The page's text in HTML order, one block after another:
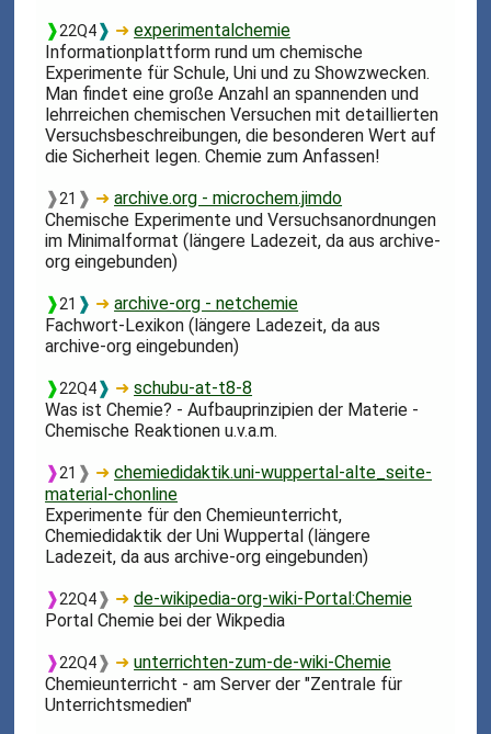
❱22Q4❱ ➜experimentalchemie
Informationplattform rund um chemische
Experimente für Schule, Uni und zu Showzwecken.
Man findet eine große Anzahl an spannenden und
lehrreichen chemischen Versuchen mit detaillierten
Versuchsbeschreibungen, die besonderen Wert auf
die Sicherheit legen. Chemie zum Anfassen!
❱21 ❱ ➜archive.org - microchem.jimdo
Chemische Experimente und Versuchsanordnungen
im Minimalformat (längere Ladezeit, da aus archive-
org eingebunden)
❱21 ❱ ➜archive-org - netchemie
Fachwort-Lexikon (längere Ladezeit, da aus
archive-org eingebunden)
❱22Q4❱ ➜schubu-at-t8-8
Was ist Chemie? - Aufbauprinzipien der Materie -
Chemische Reaktionen u.v.a.m.
❱21 ❱ ➜chemiedidaktik.uni-wuppertal-alte_seite-
material-chonline
Experimente für den Chemieunterricht,
Chemiedidaktik der Uni Wuppertal (längere
Ladezeit, da aus archive-org eingebunden)
❱22Q4❱ ➜de-wikipedia-org-wiki-Portal:Chemie
Portal Chemie bei der Wikpedia
❱22Q4❱ ➜unterrichten-zum-de-wiki-Chemie
Chemieunterricht - am Server der "Zentrale für
Unterrichtsmedien"